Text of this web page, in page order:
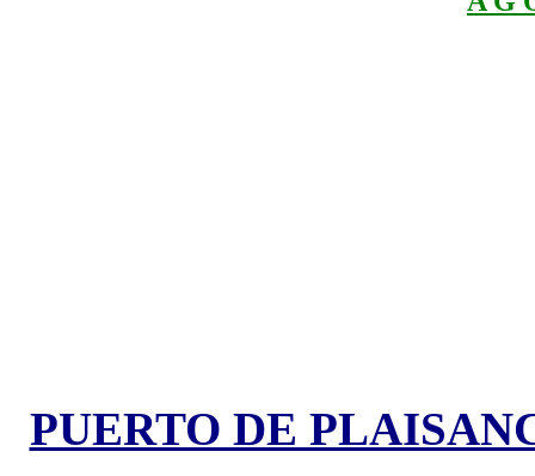
PUERTO DE